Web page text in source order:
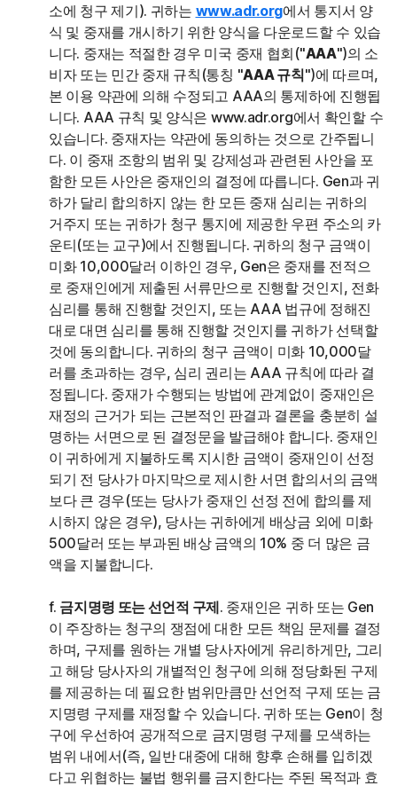
소에 청구 제기). 귀하는 www.adr.org에서 통지서 양
식 및 중재를 개시하기 위한 양식을 다운로드할 수 있습
니다. 중재는 적절한 경우 미국 중재 협회("AAA")의 소
비자 또는 민간 중재 규칙(통칭 "AAA 규칙")에 따르며,
본 이용 약관에 의해 수정되고 AAA의 통제하에 진행됩
니다. AAA 규칙 및 양식은 www.adr.org에서 확인할 수
있습니다. 중재자는 약관에 동의하는 것으로 간주됩니
다. 이 중재 조항의 범위 및 강제성과 관련된 사안을 포
함한 모든 사안은 중재인의 결정에 따릅니다. Gen과 귀
하가 달리 합의하지 않는 한 모든 중재 심리는 귀하의
거주지 또는 귀하가 청구 통지에 제공한 우편 주소의 카
운티(또는 교구)에서 진행됩니다. 귀하의 청구 금액이
미화 10,000달러 이하인 경우, Gen은 중재를 전적으
로 중재인에게 제출된 서류만으로 진행할 것인지, 전화
심리를 통해 진행할 것인지, 또는 AAA 법규에 정해진
대로 대면 심리를 통해 진행할 것인지를 귀하가 선택할
것에 동의합니다. 귀하의 청구 금액이 미화 10,000달
러를 초과하는 경우, 심리 권리는 AAA 규칙에 따라 결
정됩니다. 중재가 수행되는 방법에 관계없이 중재인은
재정의 근거가 되는 근본적인 판결과 결론을 충분히 설
명하는 서면으로 된 결정문을 발급해야 합니다. 중재인
이 귀하에게 지불하도록 지시한 금액이 중재인이 선정
되기 전 당사가 마지막으로 제시한 서면 합의서의 금액
보다 큰 경우(또는 당사가 중재인 선정 전에 합의를 제
시하지 않은 경우), 당사는 귀하에게 배상금 외에 미화
500달러 또는 부과된 배상 금액의 10% 중 더 많은 금
액을 지불합니다.
f. 금지명령 또는 선언적 구제. 중재인은 귀하 또는 Gen
이 주장하는 청구의 쟁점에 대한 모든 책임 문제를 결정
하며, 구제를 원하는 개별 당사자에게 유리하게만, 그리
고 해당 당사자의 개별적인 청구에 의해 정당화된 구제
를 제공하는 데 필요한 범위만큼만 선언적 구제 또는 금
지명령 구제를 재정할 수 있습니다. 귀하 또는 Gen이 청
구에 우선하여 공개적으로 금지명령 구제를 모색하는
범위 내에서(즉, 일반 대중에 대해 향후 손해를 입히겠
다고 위협하는 불법 행위를 금지한다는 주된 목적과 효